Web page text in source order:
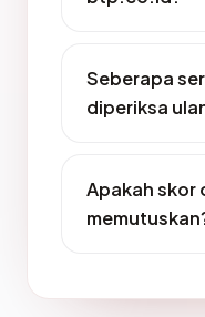
Seberapa
diperiksa
Apakah skor